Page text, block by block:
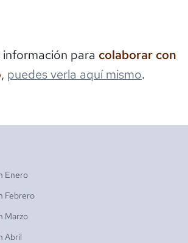
información para colaborar con
, puedes verla aquí mismo.
Enero
Febrero
Marzo
Abril